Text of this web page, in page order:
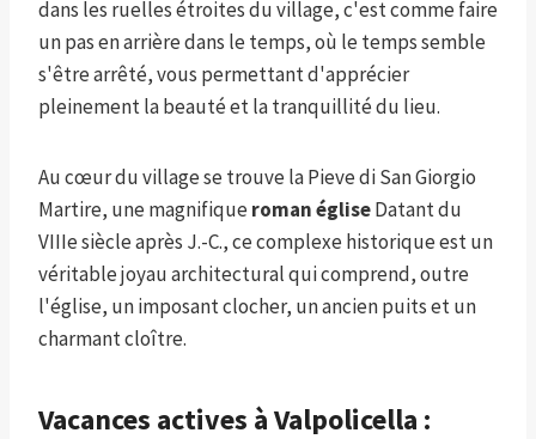
dans les ruelles étroites du village, c'est comme faire
un pas en arrière dans le temps, où le temps semble
s'être arrêté, vous permettant d'apprécier
pleinement la beauté et la tranquillité du lieu.
Au cœur du village se trouve la Pieve di San Giorgio
Martire, une magnifique romanégliseDatant du
VIIIe siècle après J.-C., ce complexe historique est un
véritable joyau architectural qui comprend, outre
l'église, un imposant clocher, un ancien puits et un
charmant cloître.
Vacances actives à Valpolicella :